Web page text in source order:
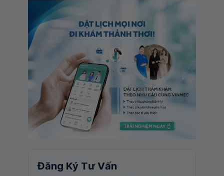
Đăng Ký Tư Vấn